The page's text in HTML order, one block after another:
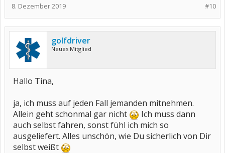
#10
8. Dezember 2019
golfdriver
Neues Mitglied
Hallo Tina,
ja, ich muss auf jeden Fall jemanden mitnehmen.
Allein geht schonmal gar nicht
Ich muss dann
auch selbst fahren, sonst fühl ich mich so
ausgeliefert. Alles unschön, wie Du sicherlich von Dir
selbst weißt